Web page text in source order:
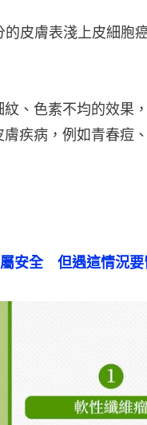
皮膚表淺上皮細胞
、色素不均的效果
疾病，例如青春痘
安全　但遇這情況要